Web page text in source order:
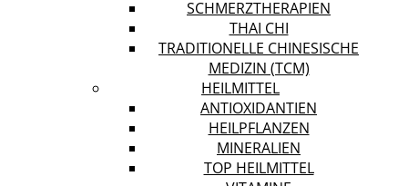
SCHMERZTHERAPIEN
THAI CHI
TRADITIONELLE CHINESISCHE
MEDIZIN (TCM)
HEILMITTEL
ANTIOXIDANTIEN
HEILPFLANZEN
MINERALIEN
TOP HEILMITTEL